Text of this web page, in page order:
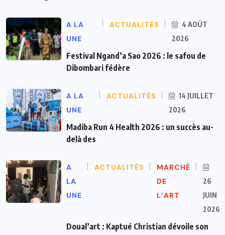
A LA
UNE
ACTUALITÉS
4 AOÛT
2026
Festival Ngand’a Sao 2026 : le safou de
Dibombari fédère
A LA
UNE
ACTUALITÉS
14 JUILLET
2026
Madiba Run 4 Health 2026 : un succès au-
delà des
A
LA
UNE
ACTUALITÉS
MARCHÉ
DE
L’ART
26
JUIN
2026
Doual’art : Kaptué Christian dévoile son